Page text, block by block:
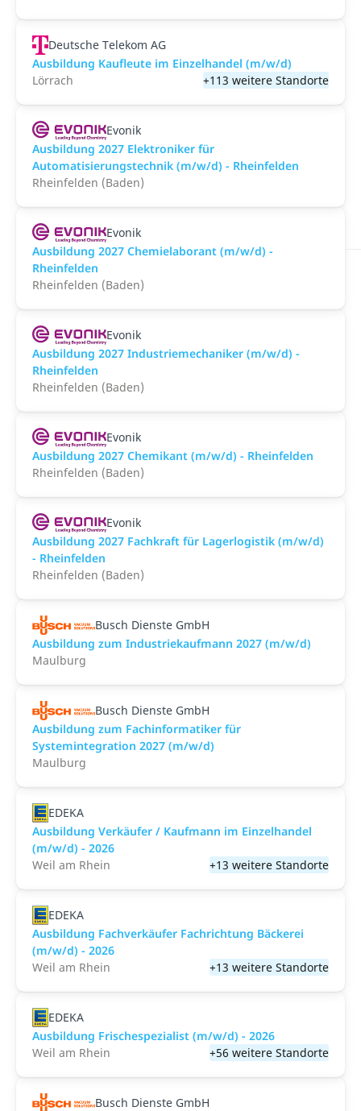
Deutsche Telekom AG
Ausbildung Kaufleute im Einzelhandel (m/w/d)
Lörrach
+113 weitere Standorte
Evonik
Ausbildung 2027 Elektroniker für
Automatisierungstechnik (m/w/d) - Rheinfelden
Rheinfelden (Baden)
Evonik
Ausbildung 2027 Chemielaborant (m/w/d) -
Rheinfelden
Rheinfelden (Baden)
Evonik
Ausbildung 2027 Industriemechaniker (m/w/d) -
Rheinfelden
Rheinfelden (Baden)
Evonik
Ausbildung 2027 Chemikant (m/w/d) - Rheinfelden
Rheinfelden (Baden)
Evonik
Ausbildung 2027 Fachkraft für Lagerlogistik (m/w/d)
- Rheinfelden
Rheinfelden (Baden)
Busch Dienste GmbH
Ausbildung zum Industriekaufmann 2027 (m/w/d)
Maulburg
Busch Dienste GmbH
Ausbildung zum Fachinformatiker für
Systemintegration 2027 (m/w/d)
Maulburg
EDEKA
Ausbildung Verkäufer / Kaufmann im Einzelhandel
(m/w/d) - 2026
Weil am Rhein
+13 weitere Standorte
EDEKA
Ausbildung Fachverkäufer Fachrichtung Bäckerei
(m/w/d) - 2026
Weil am Rhein
+13 weitere Standorte
EDEKA
Ausbildung Frischespezialist (m/w/d) - 2026
Weil am Rhein
+56 weitere Standorte
Busch Dienste GmbH